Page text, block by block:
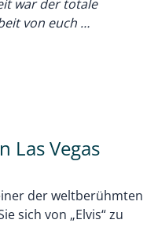
war der totale
von euch …
Las Vegas
der weltberühmten
sich von „Elvis“ zu